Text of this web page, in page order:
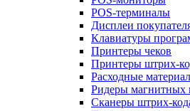
POS-терминалы
Дисплеи
Клавиатуры
Принтеры чеков
Принтеры штрих-
Расходные
Ридеры магнитных
Сканеры штрих-